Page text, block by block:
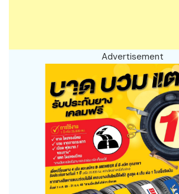
Advertisement